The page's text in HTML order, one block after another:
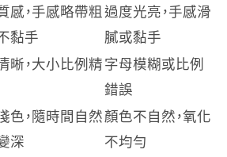
感，手感略帶粗
黏手
過度光亮，手感滑
膩或黏手
晰，大小比例精字母模糊或比例
錯誤
色，隨時間自然
深
顏色不自然，氧化
不均勻